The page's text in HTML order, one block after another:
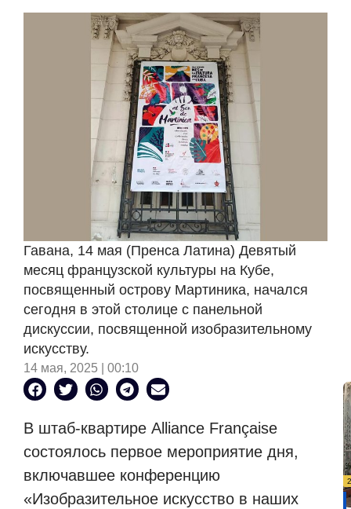
Гавана, 14 мая (Пренса Латина) Девятый
месяц французской культуры на Кубе,
посвященный острову Мартиника, начался
сегодня в этой столице с панельной
дискуссии, посвященной изобразительному
искусству.
14 мая, 2025 | 00:10
В штаб-квартире Alliance Française
состоялось первое мероприятие дня,
включавшее конференцию
«Изобразительное искусство в наших